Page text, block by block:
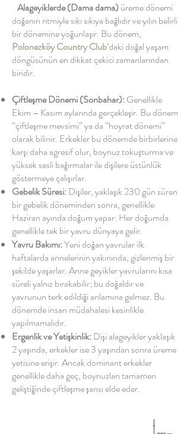
Alageyiklerde(Dama dama) üreme dönemi
doğanın ritmiyle sıkı sıkıya bağlıdır ve yılın belirli
bir dönemine yoğunlaşır. Bu dönem,
Polonezköy Country Club’daki doğal yaşam
döngüsünün en dikkat çekici zamanlarından
biridir.
Çiftleşme Dönemi (Sonbahar):Genellikle
Ekim – Kasım aylarında gerçekleşir. Bu dönem
“çiftleşme mevsimi” ya da “hoyrat dönemi”
olarak bilinir. Erkekler bu dönemde birbirlerine
karşı daha agresif olur, boynuz tokuşturma ve
yüksek sesli bağırmalar ile dişilere üstünlük
göstermeye çalışırlar.
Gebelik Süresi:Dişiler, yaklaşık 230 gün süren
bir gebelik döneminden sonra, genellikle
Haziran ayında doğum yapar. Her doğumda
genellikle tek bir yavru dünyaya gelir.
Yavru Bakımı:Yeni doğan yavrular ilk
haftalarda annelerinin yakınında, gizlenmiş bir
şekilde yaşarlar. Anne geyikler yavrularını kısa
süreli yalnız bırakabilir; bu doğaldır ve
yavrunun terk edildiği anlamına gelmez. Bu
dönemde insan müdahalesi kesinlikle
yapılmamalıdır.
Ergenlik ve Yetişkinlik:Dişi alageyikler yaklaşık
2 yaşında, erkekler ise 3 yaşından sonra üreme
yetisine erişir. Ancak dominant erkekler
genellikle daha geç, boynuzları tamamen
geliştiğinde çiftleşme şansı elde eder.